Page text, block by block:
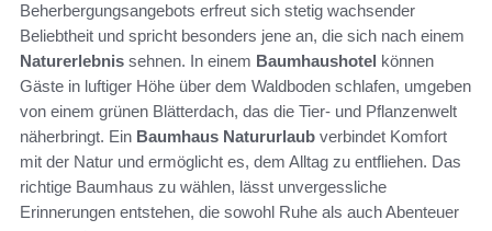
Beherbergungsangebots erfreut sich stetig wachsender
Beliebtheit und spricht besonders jene an, die sich nach einem
Naturerlebnis sehnen. In einem Baumhaushotel können
Gäste in luftiger Höhe über dem Waldboden schlafen, umgeben
von einem grünen Blätterdach, das die Tier- und Pflanzenwelt
näherbringt. Ein Baumhaus Natururlaub verbindet Komfort
mit der Natur und ermöglicht es, dem Alltag zu entfliehen. Das
richtige Baumhaus zu wählen, lässt unvergessliche
Erinnerungen entstehen, die sowohl Ruhe als auch Abenteuer